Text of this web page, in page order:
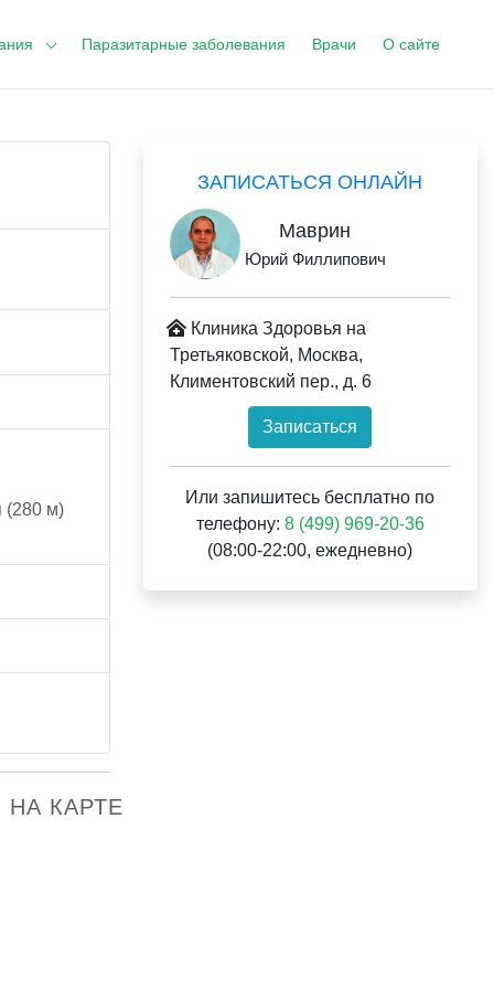
Паразитарные заболевания Врачи О сайте
(280 м)
НА КАРТЕ
ЗАПИСАТЬСЯ ОНЛАЙН
Маврин
Юрий Филлипович
Клиника Здоровья на
Третьяковской, Москва,
Климентовский пер., д. 6
Записаться
Или запишитесь бесплатно по
телефону: 8 (499) 969-20-36
(08:00-22:00, ежедневно)